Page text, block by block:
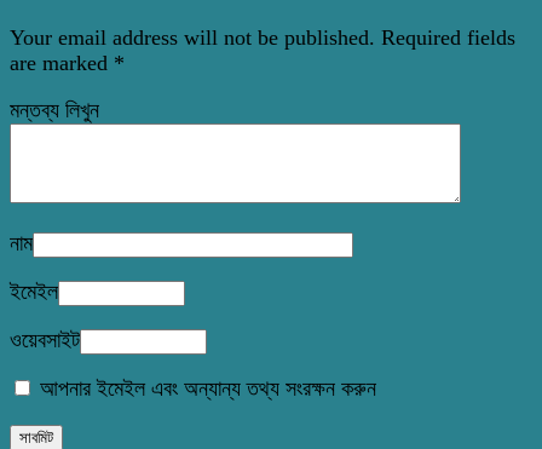
Your email address will not be published. Required fields
are marked *
মন্তব্য লিখুন
নাম
ইমেইল
ওয়েবসাইট
আপনার ইমেইল এবং অন্যান্য তথ্য সংরক্ষন করুন